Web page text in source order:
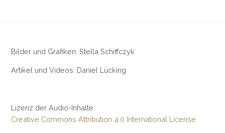
Bilder und Grafiken: Stella Schiffczyk
Artikel und Videos: Daniel Lücking
Lizenz der Audio-Inhalte:
Creative Commons Attribution 4.0 International License.